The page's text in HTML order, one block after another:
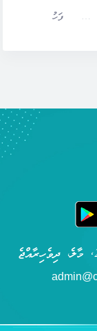
… ފަހު